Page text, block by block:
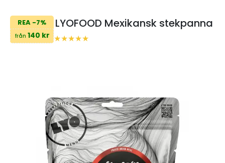
REA -7%
från 140 kr
LYOFOOD Mexikansk stekpanna